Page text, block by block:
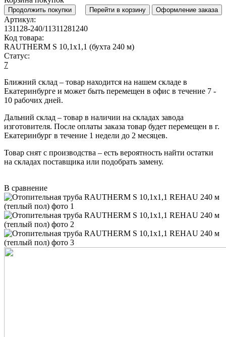
Продолжить покупки Перейти в корзину Оформление заказа
Артикул:
131128-240/11311281240
Код товара:
RAUTHERM S 10,1х1,1 (бухта 240 м)
Статус:
7
Ближний склад – товар находится на нашем складе в
Екатеринбурге и может быть перемещен в офис в течение 7 -
10 рабочих дней.
Дальний склад – товар в наличии на складах завода
изготовителя. После оплаты заказа товар будет перемещен в г.
Екатеринбург в течение 1 недели до 2 месяцев.
Товар снят с производства – есть вероятность найти остатки
на складах поставщика или подобрать замену.
В сравнение